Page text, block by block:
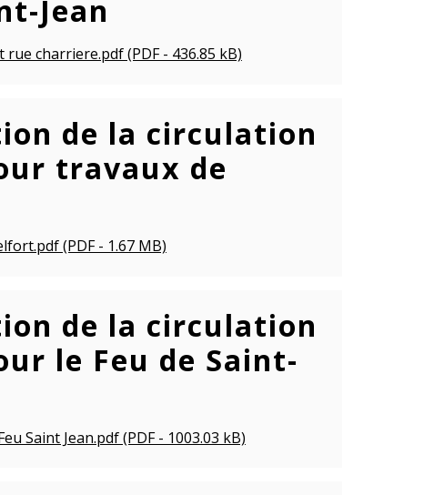
Jean
charriere.pdf (PDF - 436.85 kB)
de la circulation
travaux de
(PDF - 1.67 MB)
de la circulation
le Feu de Saint-
Saint Jean.pdf (PDF - 1003.03 kB)